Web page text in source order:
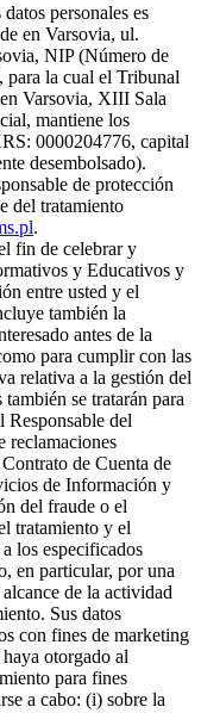
personales es
en Varsovia, ul.
NIP (Número de
la cual el Tribunal
Varsovia, XIII Sala
mantiene los
0000204776, capital
desembolsado).
de protección
del tratamiento
.
fin de celebrar y
y Educativos y
entre usted y el
también la
antes de la
para cumplir con las
relativa a la gestión del
se tratarán para
Responsable del
reclamaciones
de Cuenta de
de Información y
del fraude o el
tratamiento y el
los especificados
en particular, por una
de la actividad
Sus datos
con fines de marketing
otorgado al
para fines
a cabo: (i) sobre la